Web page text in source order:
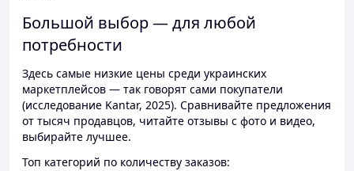
Большой выбор — для любой
потребности
Здесь самые низкие цены среди украинских
маркетплейсов — так говорят сами покупатели
(исследование Kantar, 2025). Сравнивайте предложения
от тысяч продавцов, читайте отзывы с фото и видео,
выбирайте лучшее.
Топ категорий по количеству заказов: